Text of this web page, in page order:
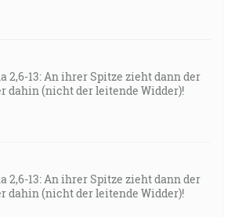
2,6-13: An ihrer Spitze zieht dann der
dahin (nicht der leitende Widder)!
2,6-13: An ihrer Spitze zieht dann der
dahin (nicht der leitende Widder)!